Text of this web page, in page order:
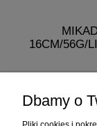
16CM/56G/
Dbamy o